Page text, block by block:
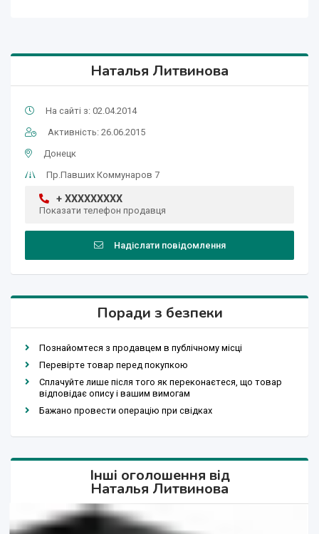
Наталья Литвинова
На сайті з: 02.04.2014
Активність: 26.06.2015
Донецк
Пр.Павших Коммунаров 7
+ XXXXXXXXX
Показати телефон продавця
Надіслати повідомлення
Поради з безпеки
Познайомтеся з продавцем в публічному місці
Перевірте товар перед покупкою
Сплачуйте лише після того як переконаєтеся, що товар
відповідає опису і вашим вимогам
Бажано провести операцію при свідках
Інші оголошення від
Наталья Литвинова